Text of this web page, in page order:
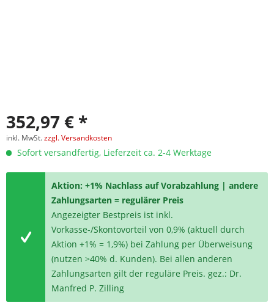
352,97 € *
inkl. MwSt.zzgl. Versandkosten
Sofort versandfertig, Lieferzeit ca. 2-4 Werktage
Aktion: +1% Nachlass auf Vorabzahlung | andere
Zahlungsarten = regulärer Preis
Angezeigter Bestpreis ist inkl.
Vorkasse-/Skontovorteil von 0,9% (aktuell durch
Aktion +1% = 1,9%) bei Zahlung per Überweisung
(nutzen >40% d. Kunden). Bei allen anderen
Zahlungsarten gilt der reguläre Preis. gez.: Dr.
Manfred P. Zilling